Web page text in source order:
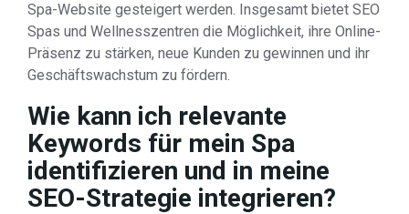
Spa-Website gesteigert werden. Insgesamt bietet SEO
Spas und Wellnesszentren die Möglichkeit, ihre Online-
Präsenz zu stärken, neue Kunden zu gewinnen und ihr
Geschäftswachstum zu fördern.
Wie kann ich relevante
Keywords für mein Spa
identifizieren und in meine
SEO-Strategie integrieren?